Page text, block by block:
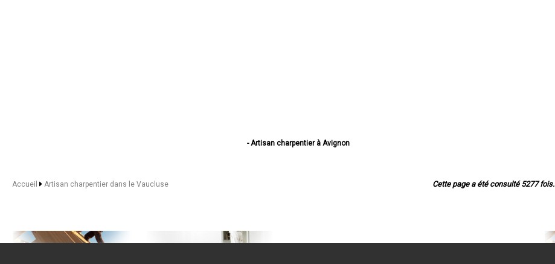
- Artisan charpentier à Avignon
- Artisan charpentier à Bollène
- Artisan charpentier à Apt
Cette page a été consulté 5277 fois.
Accueil Artisan charpentier dans le Vaucluse